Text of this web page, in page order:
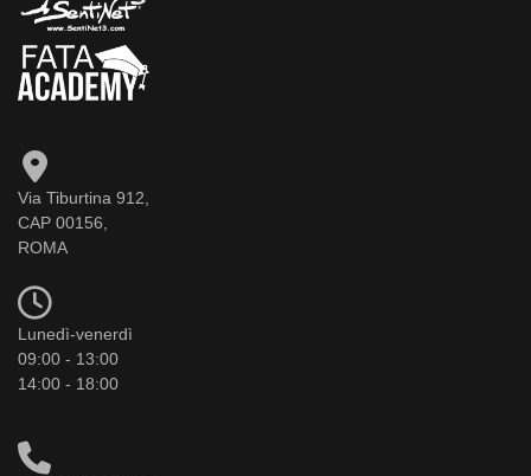
Via Tiburtina 912,
CAP 00156,
ROMA
Lunedì-venerdì
09:00 - 13:00
14:00 - 18:00